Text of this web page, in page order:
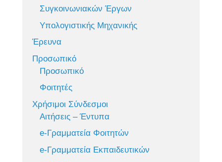
Συγκοινωνιακών Έργων
Υπολογιστικής Μηχανικής
Έρευνα
Προσωπικό
Προσωπικό
Φοιτητές
Χρήσιμοι Σύνδεσμοι
Αιτήσεις – Έντυπα
e-Γραμματεία Φοιτητών
e-Γραμματεία Εκπαιδευτικών